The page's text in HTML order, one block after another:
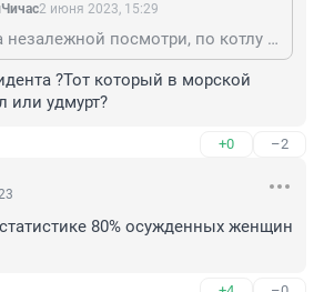
2 июня 2023, 15:29
На президента незалежной посмотри, по котлу и крышка
?Тот который в морской
или удмурт?
+0 –2
80% осужденных женщин